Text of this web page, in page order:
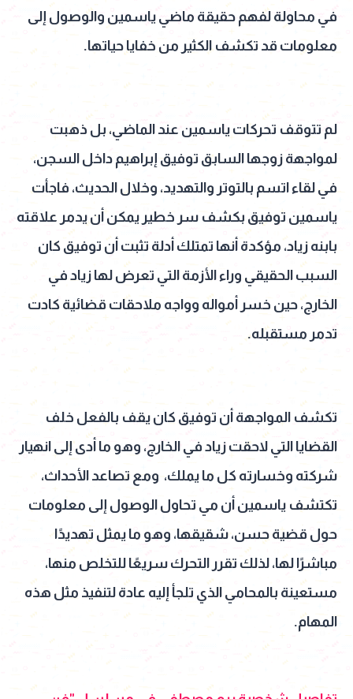
في محاولة لفهم حقيقة ماضي ياسمين والوصول إلى
معلومات قد تكشف الكثير من خفايا حياتها.
لم تتوقف تحركات ياسمين عند الماضي، بل ذهبت
لمواجهة زوجها السابق توفيق إبراهيم داخل السجن،
في لقاء اتسم بالتوتر والتهديد، وخلال الحديث، فاجأت
ياسمين توفيق بكشف سر خطير يمكن أن يدمر علاقته
بابنه زياد، مؤكدة أنها تمتلك أدلة تثبت أن توفيق كان
السبب الحقيقي وراء الأزمة التي تعرض لها زياد في
الخارج، حين خسر أمواله وواجه ملاحقات قضائية كادت
تدمر مستقبله.
تكشف المواجهة أن توفيق كان يقف بالفعل خلف
القضايا التي لاحقت زياد في الخارج، وهو ما أدى إلى انهيار
شركته وخسارته كل ما يملك، ومع تصاعد الأحداث،
تكتشف ياسمين أن مي تحاول الوصول إلى معلومات
حول قضية حسن، شقيقها، وهو ما يمثل تهديدًا
مباشرًا لها، لذلك تقرر التحرك سريعًا للتخلص منها،
مستعينة بالمحامي الذي تلجأ إليه عادة لتنفيذ مثل هذه
المهام.